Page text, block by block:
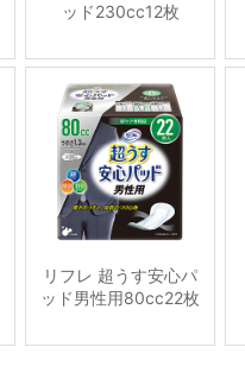
ッド230cc12枚
リフレ 超うす安心パ
ッド男性用80cc22枚